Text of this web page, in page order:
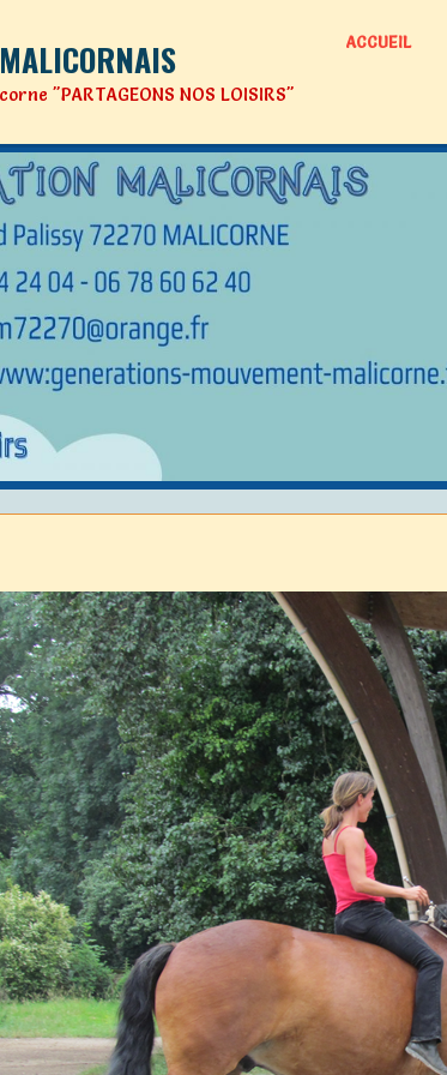
"PARTAGEONS NOS LOISIRS"
ACCUEIL